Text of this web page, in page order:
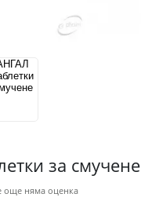
за смучене
още няма оценка